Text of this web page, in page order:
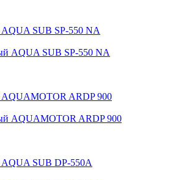
SUB SP-550 NA
ARDP 900
SUB DP-550A